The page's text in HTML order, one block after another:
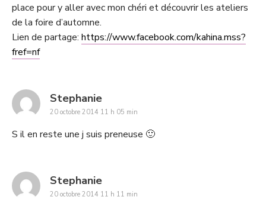
place pour y aller avec mon chéri et découvrir les ateliers
de la foire d’automne.
Lien de partage: https://www.facebook.com/kahina.mss?
fref=nf
Stephaniesays:
20 octobre 2014 11 h 05 min
S il en reste une j suis preneuse 🙂
Stephaniesays:
20 octobre 2014 11 h 11 min